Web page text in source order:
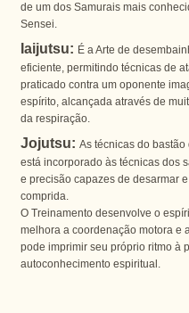
de um dos Samurais mais
Sensei.
Iaijutsu: É a Arte de
eficiente, permitindo técnicas de
praticado contra um oponente
espírito, alcançada através de
da respiração.
Jojutsu: As técnicas do
está incorporado às técnicas dos
e precisão capazes de desarmar
comprida.
O Treinamento desenvolve o
melhora a coordenação motora e
pode imprimir seu próprio ritmo à
autoconhecimento espiritual.